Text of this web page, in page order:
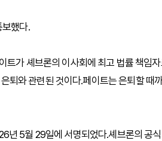
했다.
가 셰브론의 이사회에 최고 법률 책임
퇴와 관련된 것이다.페이트는 은퇴할 때
년 5월 29일에 서명되었다.셰브론의 공